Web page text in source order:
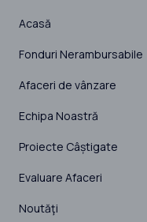
Acasă
Fonduri Nerambursabile
Afaceri de vânzare
Echipa Noastră
Proiecte Câștigate
Evaluare Afaceri
Noutăţi